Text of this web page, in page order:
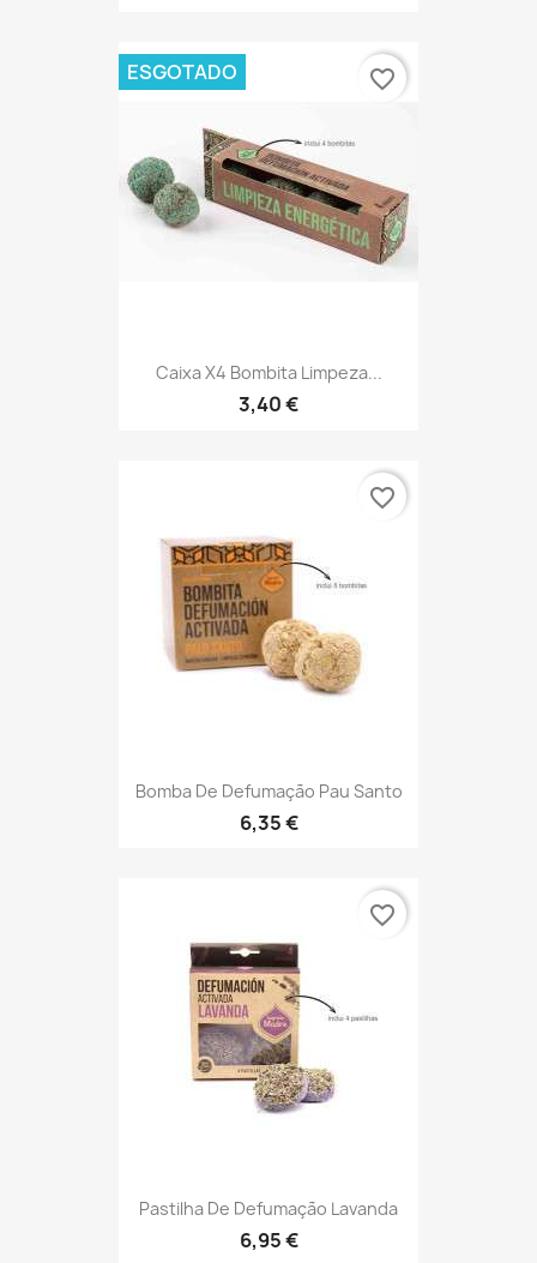
Caixa X4 Bombita Limpeza...
3,40 €
ESGOTADO favorite_border
Bomba De Defumação Pau Santo
6,35 €
favorite_border
Pastilha De Defumação Lavanda
6,95 €
favorite_border